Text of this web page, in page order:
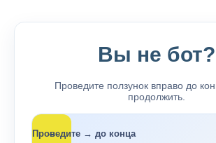
Вы не бот?
Проведите ползунок вправо до
продолжить.
Проведите → до конца
→